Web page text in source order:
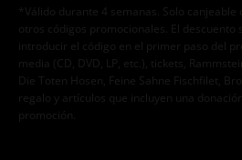
*Válido durante 4 semanas. Solo canjeable
otros códigos promocionales. El
introducir el código en el primer paso del
media (CD, DVD, LP, etc.), tickets,
Die Toten Hosen, Feine Sahne Fischfilet,
regalo y artículos que incluyen una
promoción.